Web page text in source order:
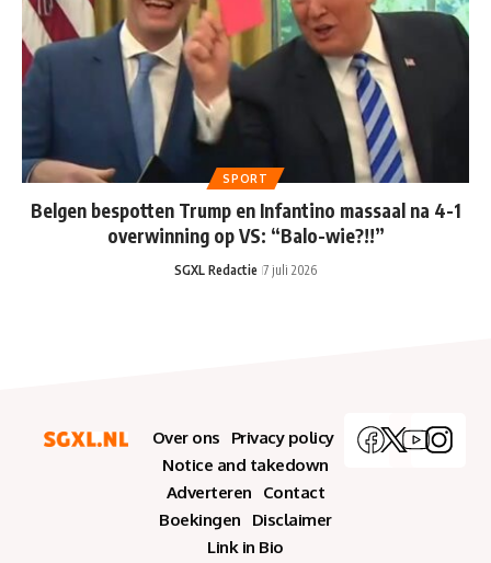
SPORT
Belgen bespotten Trump en Infantino massaal na 4-1
overwinning op VS: “Balo-wie?!!”
SGXL Redactie 7 juli 2026
Over ons
Privacy policy
Notice and takedown
Adverteren
Contact
Boekingen
Disclaimer
Link in Bio